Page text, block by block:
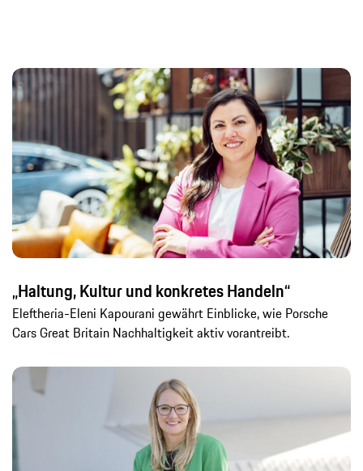
„Haltung, Kultur und konkretes Handeln“
Eleftheria-Eleni Kapourani gewährt Einblicke, wie Porsche
Cars Great Britain Nachhaltigkeit aktiv vorantreibt.